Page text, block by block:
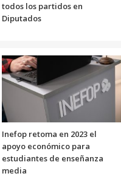
todos los partidos en
Diputados
Inefop retoma en 2023 el
apoyo económico para
estudiantes de enseñanza
media